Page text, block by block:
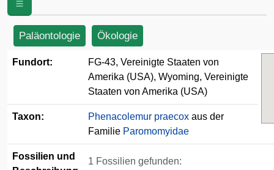
Paläontologie Ökologie
Fundort:
FG-43, Vereinigte Staaten von
Amerika (USA), Wyoming, Vereinigte
Staaten von Amerika (USA)
Taxon: Phenacolemur praecox aus der
Familie Paromomyidae
Fossilien und
1 Fossilien gefunden: